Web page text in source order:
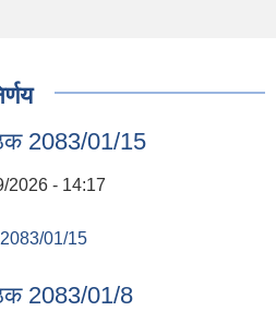
2083/01/15
2026 - 14:17
2083/01/15
2083/01/8